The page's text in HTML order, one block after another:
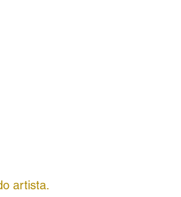
artista.